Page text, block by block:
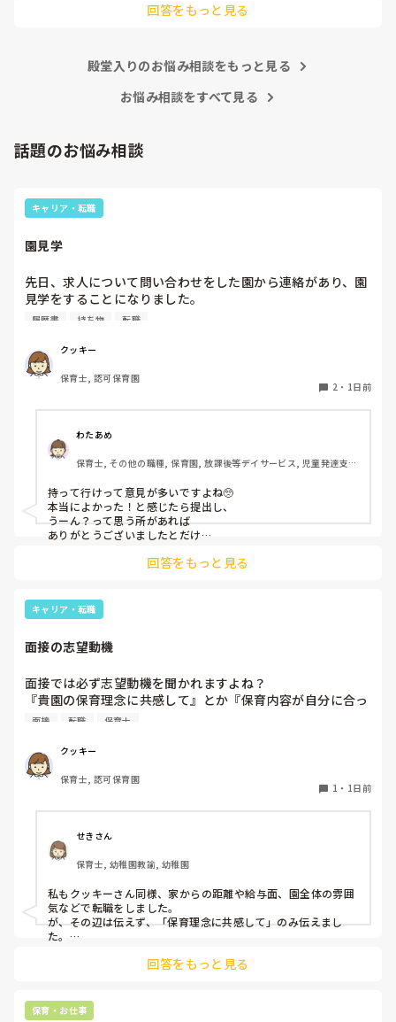
回答をもっと見る
殿堂入りのお悩み相談をもっと見る
お悩み相談をすべて見る
話題のお悩み相談
キャリア・転職
園見学
先日、求人について問い合わせをした園から連絡があり、園
見学をすることになりました。
私としては求人に応募したという認識ですが、『園見学をご
問しましたが、見学なので特にありませんとのこと
このような場合は本当に見学だけで終了なのでしょうか？
でしょうか？
履歴書 持ち物 転職
クッキー
保育士, 認可保育園
2 ・ 1日前
わたあめ
保育士, その他の職種, 保育園, 放課後等デイサービス, 児童発達支援
持って行けって意見が多いですよね🥺
本当によかった！と感じたら提出し、
うーん？って思う所があれば
ありがとうございましたとだけ
回答をもっと見る
キャリア・転職
面接の志望動機
面接では必ず志望動機を聞かれますよね？
『貴園の保育理念に共感して』とか『保育内容が自分に合っ
てると思いました』等々が多いかと思いますが、実際はどう
私自身、園の雰囲気とか園の規模、保育内容は勘案しますが
正直なところ、家から通いやすいか、給与はどうか…という
ところに重きを置いています
皆さんは、志望動機をどのように答えていますか？また、本
音はどうですか？
面接 転職 保育士
クッキー
保育士, 認可保育園
1 ・ 1日前
せきさん
保育士, 幼稚園教諭, 幼稚園
私もクッキーさん同様、家からの距離や給与面、園全体の雰囲
気などで転職をしました。
が、その辺は伝えず、「保育理念に共感して」のみ伝えまし
た。
回答をもっと見る
保育・お仕事